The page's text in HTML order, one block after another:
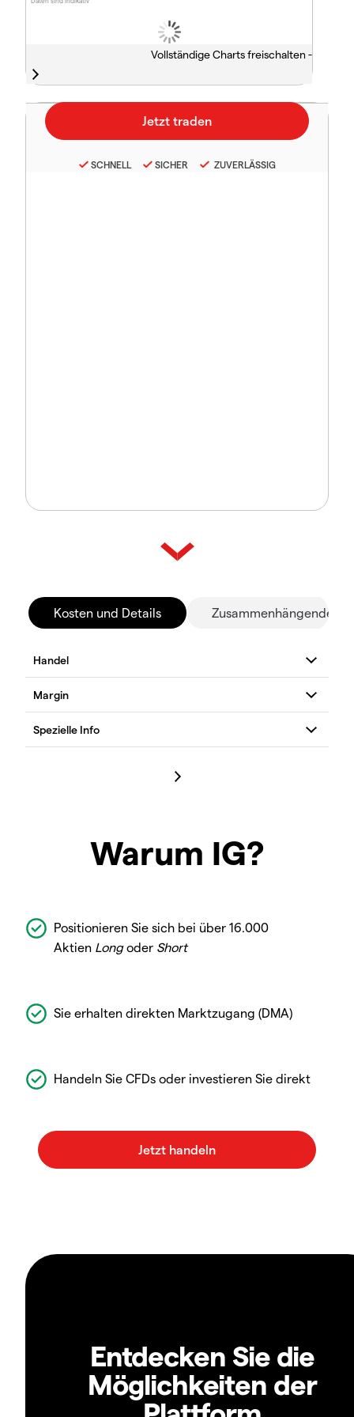
Vollständige Charts freischalten -
SCHNELL SICHER ZUVERLÄSSIG
Kosten und Details Zusammenhängende
Warum IG?
Positionieren Sie sich bei über 16.000
Aktien Longoder Short
Sie erhalten direkten Marktzugang (DMA)
Handeln Sie CFDs oder investieren Sie direkt
Entdecken Sie die
Möglichkeiten der